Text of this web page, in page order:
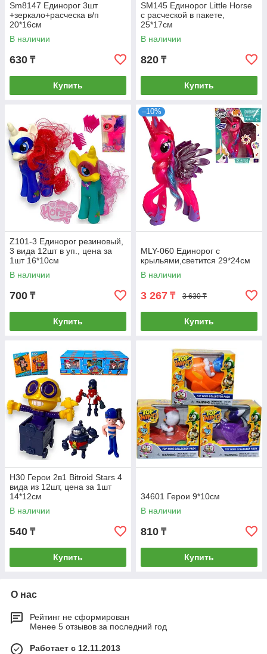
Sm8147 Единорог 3шт
+зеркало+расческа в/п
20*16см
В наличии
630 ₸
Купить
SM145 Единорог Little Horse
с расческой в пакете,
25*17см
В наличии
820 ₸
Купить
Z101-3 Единорог резиновый,
3 вида 12шт в уп., цена за
1шт 16*10см
В наличии
700 ₸
Купить
–10%
MLY-060 Единорог с
крыльями,светится 29*24см
В наличии
3 267 ₸ 3 630 ₸
Купить
H30 Герои 2в1 Bitroid Stars 4
вида из 12шт, цена за 1шт
14*12см
В наличии
540 ₸
Купить
34601 Герои 9*10см
В наличии
810 ₸
Купить
О нас
Рейтинг не сформирован
Менее 5 отзывов за последний год
Работает с 12.11.2013